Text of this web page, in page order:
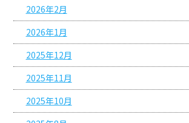
2026年2月
2026年1月
2025年12月
2025年11月
2025年10月